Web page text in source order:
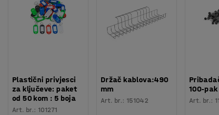
Plastični privjesci
za ključeve: paket
od 50 kom : 5 boja
Art. br.:101271
Držač kablova:490
mm
Art. br.: 151042
100-pak
Art. br.: